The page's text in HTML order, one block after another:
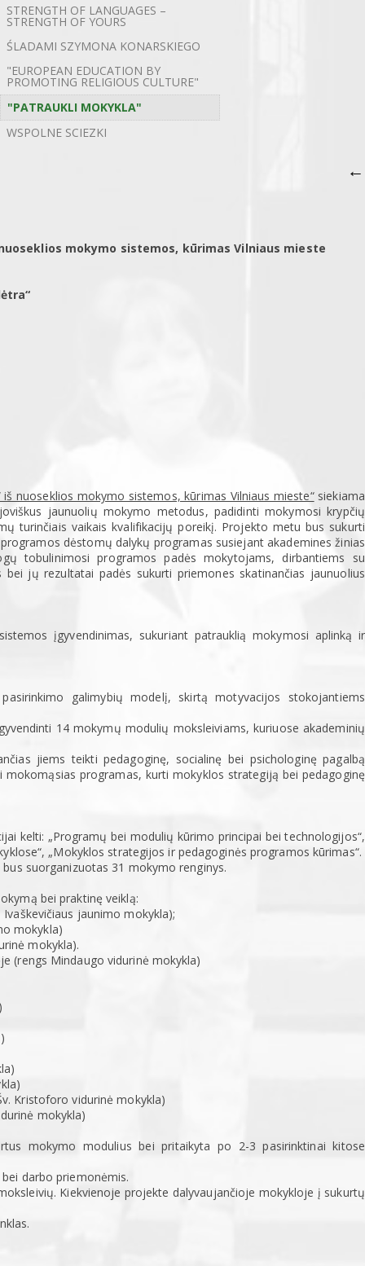
STRENGTH OF LANGUAGES –
STRENGTH OF YOURS
ŚLADAMI SZYMONA KONARSKIEGO
"EUROPEAN EDUCATION BY
PROMOTING RELIGIOUS CULTURE"
"PATRAUKLI MOKYKLA"
WSPOLNE SCIEZKI
←
mokymo sistemos, kūrimas Vilniaus mieste
nuoseklios mokymo sistemos, kūrimas Vilniaus mieste“siekiama
jaunuolių mokymo metodus, padidinti mokymosi krypčių
turinčiais vaikais kvalifikacijų poreikį. Projekto metu bus sukurti
dėstomų dalykų programas susiejant akademines žinias
tobulinimosi programos padės mokytojams, dirbantiems su
jų rezultatai padės sukurti priemones skatinančias jaunuolius
įgyvendinimas, sukuriant patrauklią mokymosi aplinką ir
galimybių modelį, skirtą motyvacijos stokojantiems
14 mokymų modulių moksleiviams, kuriuose akademinių
jiems teikti pedagoginę, socialinę bei psichologinę pagalbą
programas, kurti mokyklos strategiją bei pedagoginę
kelti: „Programų bei modulių kūrimo principai bei technologijos“,
„Mokyklos strategijos ir pedagoginės programos kūrimas“.
suorganizuotas 31 mokymo renginys.
bei praktinę veiklą:
jaunimo mokykla);
mokykla)
mokykla).
Mindaugo vidurinė mokykla)
Kristoforo vidurinė mokykla)
mokykla)
mokymo modulius bei pritaikyta po 2-3 pasirinktinai kitose
darbo priemonėmis.
Kiekvienoje projekte dalyvaujančioje mokykloje į sukurtų